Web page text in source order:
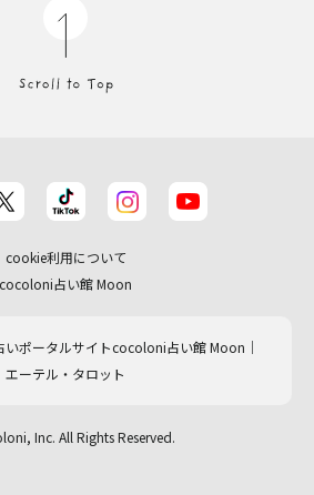
cookie利用について
cocoloni占い館 Moon
いポータルサイトcocoloni占い館 Moon｜
エーテル・タロット
Inc. All Rights Reserved.